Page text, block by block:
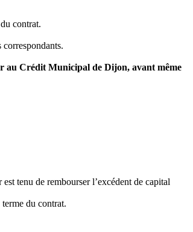
contrat.
au Crédit Municipal de Dijon, avant même
tenu de rembourser l’excédent de capital
du contrat.